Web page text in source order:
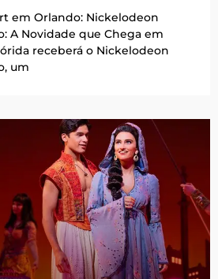
em Orlando: Nickelodeon
A Novidade que Chega em
receberá o Nickelodeon
um